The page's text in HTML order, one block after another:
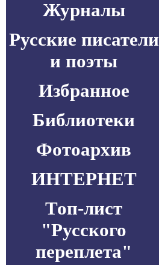
Журналы
Русские писатели
и поэты
Избранное
Библиотеки
Фотоархив
ИНТЕРНЕТ
Топ-лист
"Русского
переплета"